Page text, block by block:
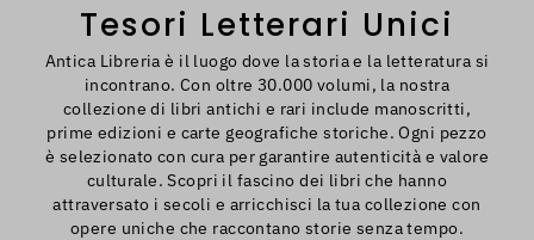
Tesori Letterari Unici
Antica Libreria è il luogo dove la storia e la letteratura si
incontrano. Con oltre 30.000 volumi, la nostra
collezione di libri antichi e rari include manoscritti,
prime edizioni e carte geografiche storiche. Ogni pezzo
è selezionato con cura per garantire autenticità e valore
culturale. Scopri il fascino dei libri che hanno
attraversato i secoli e arricchisci la tua collezione con
opere uniche che raccontano storie senza tempo.